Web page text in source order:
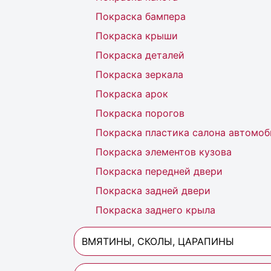
Покраска бампера
Покраска крыши
Покраска деталей
Покраска зеркала
Покраска арок
Покраска порогов
Покраска пластика салона
Покраска элементов кузова
Покраска передней двери
Покраска задней двери
Покраска заднего крыла
ВМЯТИНЫ, СКОЛЫ, ЦАРАПИНЫ